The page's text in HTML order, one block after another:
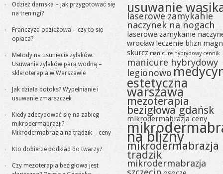
Odzież damska – jak przygotować się
na treningi?
Franczyza odzieżowa – czy to się
opłaca?
Metody na usunięcie żylaków.
Usuwanie żylaków parą wodną –
skleroterapia w Warszawie
Jak działa botoks? Wypełnianie i
usuwanie zmarszczek
Kiedy zdecydować się na zabieg
mikrodermabrazji?
Mikrodermabrazja na trądzik – ceny
Kto dobierze podkład do twarzy?
Czy mezoterapia bezigłowa jest
usuwanie
laserowe zamykanie
naczynek na nogach
laserowe zamykanie
wrocław leczenie blizn
skurcz manicure hybrydowy cennik
manicure hybrydowy
legionowo
estetyczna
warszawa
mezoterapia
bezigłowa gdańsk
mikrodermabrazja ceny
na blizny
mikrodermabrazja
tradzik
mikrodermabrazja